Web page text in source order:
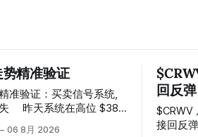
精准验证
准验证：买卖信号系统,
06 8月 2026
回反
$CRWV
接回反弹 ⠀ 系统在150附近连续两次发出